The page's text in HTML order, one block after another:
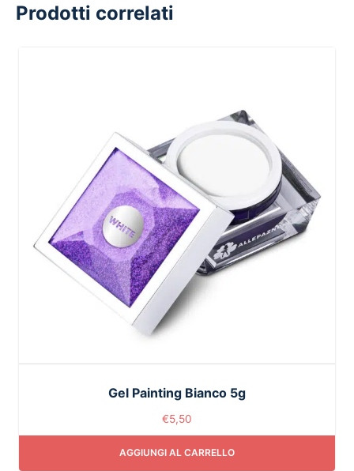
Prodotti correlati
Gel Painting Bianco 5g
€5,50
AGGIUNGI AL CARRELLO